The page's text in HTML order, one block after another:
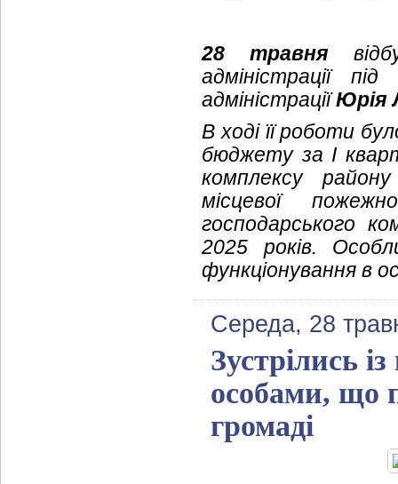
28 травня
адміністрації
адміністраціїЮрія
В ході її роботи
бюджету за І
комплексу
місцевої
господарського
2025 років.
функціонування в
Середа, 28
Зустрілись
особами, що
громаді